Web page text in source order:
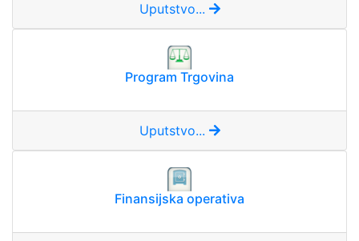
Uputstvo...
Program Trgovina
Uputstvo...
Finansijska operativa